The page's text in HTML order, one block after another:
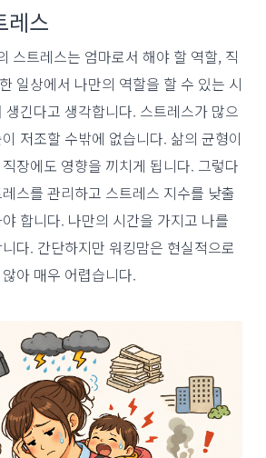
레스
스트레스는 엄마로서 해야 할 역할, 직
일상에서 나만의 역할을 할 수 있는 시
생긴다고 생각합니다. 스트레스가 많으
저조할 수밖에 없습니다. 삶의 균형이
장에도 영향을 끼치게 됩니다. 그렇다
스를 관리하고 스트레스 지수를 낮출
합니다. 나만의 시간을 가지고 나를
다. 간단하지만 워킹맘은 현실적으로
아 매우 어렵습니다.